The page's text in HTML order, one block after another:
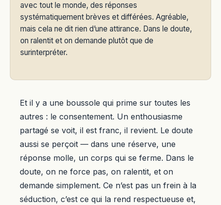
avec tout le monde, des réponses
systématiquement brèves et différées. Agréable,
mais cela ne dit rien d’une attirance. Dans le doute,
on ralentit et on demande plutôt que de
surinterpréter.
Et il y a une boussole qui prime sur toutes les
autres : le consentement. Un enthousiasme
partagé se voit, il est franc, il revient. Le doute
aussi se perçoit — dans une réserve, une
réponse molle, un corps qui se ferme. Dans le
doute, on ne force pas, on ralentit, et on
demande simplement. Ce n’est pas un frein à la
séduction, c’est ce qui la rend respectueuse et,